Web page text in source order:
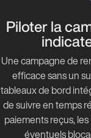
Piloter la
Une campagne de
efficace sans un
tableaux de bord
de suivre en temps
paiements reçus,
éventuels